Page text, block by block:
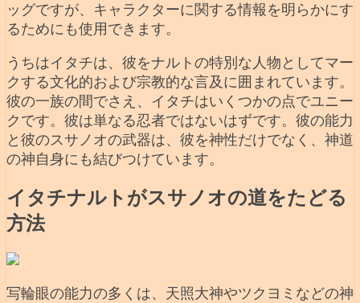
ッグですが、キャラクターに関する情報を明らかにす
るためにも使用できます。
うちはイタチは、彼をナルトの特別な人物としてマー
クする文化的および宗教的な言及に囲まれています。
彼の一族の間でさえ、イタチはいくつかの点でユニー
クです。彼は単なる忍者ではないはずです。彼の能力
と彼のスサノオの武器は、彼を神性だけでなく、神道
の神自身にも結びつけています。
イタチナルトがスサノオの道をたどる
方法
写輪眼の能力の多くは、天照大神やツクヨミなどの神